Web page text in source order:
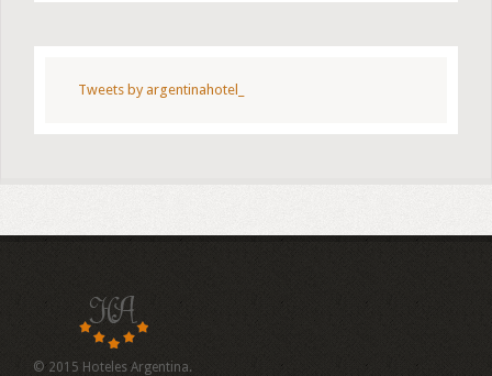
Tweets by argentinahotel_
© 2015 Hoteles Argentina.